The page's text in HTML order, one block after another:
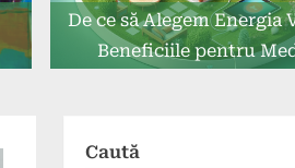
De ce să Alegem Energia
Beneficiile pentru
Caută